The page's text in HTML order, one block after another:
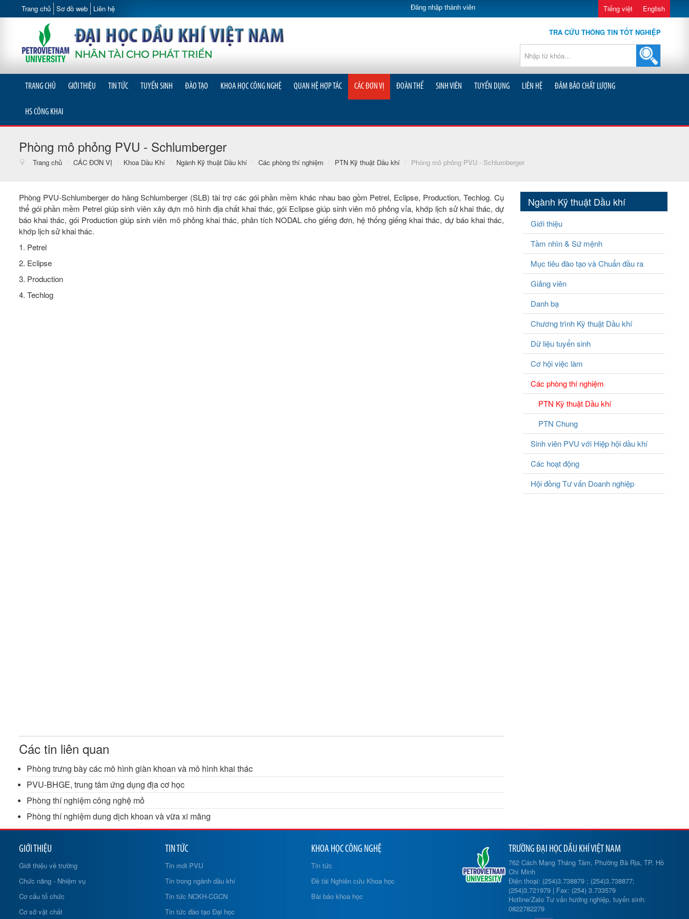
Trang chủ Sơ đồ web Liên hệ Đăng nhập thành viên Tiếng việt English
TRA CỨU THÔNG TIN TỐT NGHIỆP
TRANG CHỦ GIỚI THIỆU TIN TỨC TUYỂN SINH ĐÀO TẠO KHOA HỌC CÔNG NGHỆ QUAN HỆ HỢP TÁC CÁC ĐƠN VỊ ĐOÀN THỂ SINH VIÊN TUYỂN DỤNG LIÊN HỆ ĐẢM BẢO CHẤT LƯỢNG
HS CÔNG KHAI
Phòng mô phỏng PVU - Schlumberger
Trang chủ / CÁC ĐƠN VỊ / Khoa Dầu Khí / Ngành Kỹ thuật Dầu khí / Các phòng thí nghiệm / PTN Kỹ thuật Dầu khí / Phòng mô phỏng PVU - Schlumberger
Phòng PVU-Schlumberger do hãng Schlumberger (SLB) tài trợ các gói phần mềm khác nhau bao gồm Petrel, Eclipse, Production, Techlog. Cụ
thể gói phần mềm Petrel giúp sinh viên xây dựn mô hình địa chất khai thác, gói Eclipse giúp sinh viên mô phỏng vỉa, khớp lịch sử khai thác, dự
báo khai thác, gói Production giúp sinh viên mô phỏng khai thác, phân tích NODAL cho giếng đơn, hệ thống giếng khai thác, dự báo khai thác,
khớp lịch sử khai thác.
1. Petrel
2. Eclipse
3. Production
4. Techlog
Các tin liên quan
Phòng trưng bày các mô hình giàn khoan và mô hình khai thác
PVU-BHGE, trung tâm ứng dụng địa cơ học
Phòng thí nghiệm công nghệ mỏ
Phòng thí nghiệm dung dịch khoan và vữa xi măng
Ngành Kỹ thuật Dầu khí
Giới thiệu
Tầm nhìn & Sứ mệnh
Mục tiêu đào tạo và Chuẩn đầu ra
Giảng viên
Danh bạ
Chương trình Kỹ thuật Dầu khí
Dữ liệu tuyển sinh
Cơ hội việc làm
Các phòng thí nghiệm
PTN Kỹ thuật Dầu khí
PTN Chung
Sinh viên PVU với Hiệp hội dầu khí
Các hoạt động
Hội đồng Tư vấn Doanh nghiệp
GIỚI THIỆU
Giới thiệu về trường
Chức năng - Nhiệm vụ
Cơ cấu tổ chức
Cơ sở vật chất
TIN TỨC
Tin mới PVU
Tin trong ngành dầu khí
Tin tức NCKH-CGCN
Tin tức đào tạo Đại học
KHOA HỌC CÔNG NGHỆ
Tin tức
Đề tài Nghiên cứu Khoa học
Bài báo khoa học
TRƯỜNG ĐẠI HỌC DẦU KHÍ VIỆT NAM
762 Cách Mạng Tháng Tám, Phường Bà Rịa, TP. Hồ
Chí Minh
Điện thoại: (254)3.738879 ; (254)3.738877;
(254)3.721979 | Fax: (254) 3.733579
Hotline/Zalo Tư vấn hướng nghiệp, tuyển sinh:
0822782279